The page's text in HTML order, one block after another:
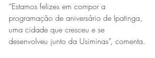
“Estamos felizes em compor a
programação de aniversário de Ipatinga,
uma cidade que cresceu e se
desenvolveu junto da Usiminas”, comenta.